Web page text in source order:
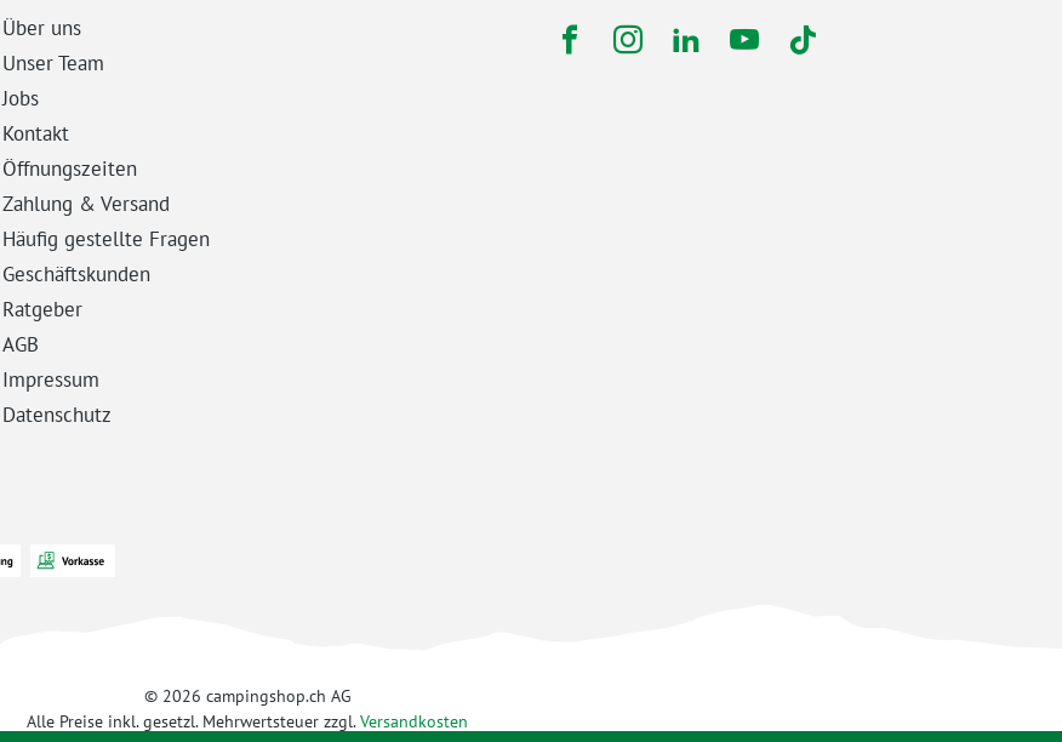
Über uns
Unser Team
Jobs
Kontakt
Öffnungszeiten
Zahlung & Versand
Häufig gestellte Fragen
Geschäftskunden
Ratgeber
AGB
Impressum
Datenschutz
© 2026 campingshop.ch AG
Alle Preise inkl. gesetzl. Mehrwertsteuer zzgl.Versandkosten